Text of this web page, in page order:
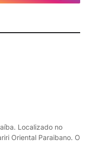
Localizado no
Oriental Paraibano. O